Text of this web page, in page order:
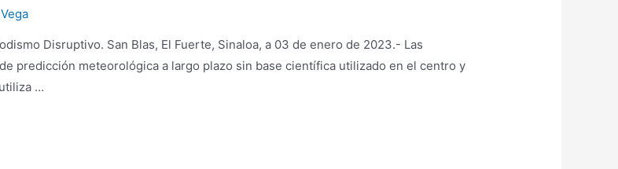
Disruptivo. San Blas, El Fuerte, Sinaloa, a 03 de enero de 2023.- Las
predicción meteorológica a largo plazo sin base científica utilizado en el centro y
…